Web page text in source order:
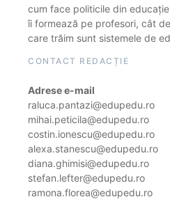
cum face politicile din
îi formează pe profesori, cât
care trăim sunt sistemele de
CONTACT REDACȚIE
Adrese e-mail
raluca.pantazi@edupedu.ro
mihai.peticila@edupedu.ro
costin.ionescu@edupedu.ro
alexa.stanescu@edupedu.ro
diana.ghimisi@edupedu.ro
stefan.lefter@edupedu.ro
ramona.florea@edupedu.ro